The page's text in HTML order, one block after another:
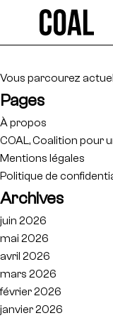
Vous parcourez
Pages
À propos
COAL, Coalition pour
Mentions légales
Politique de
Archives
juin 2026
mai 2026
avril 2026
mars 2026
février 2026
janvier 2026